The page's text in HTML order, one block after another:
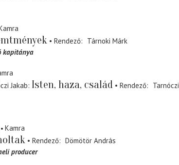
Rendező
Tárnoki Márk
kapitánya
Jakab Isten, haza, család Rendező
Tarnóczi
Kamra
Rendező
Dömötör András
producer